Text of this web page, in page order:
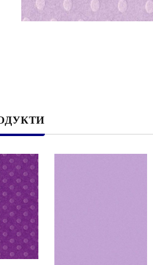
и др.
за
ГУМЕНИ ПЕЧАТИ
ПОЛИМЕРНИ ПЕЧАТИ И